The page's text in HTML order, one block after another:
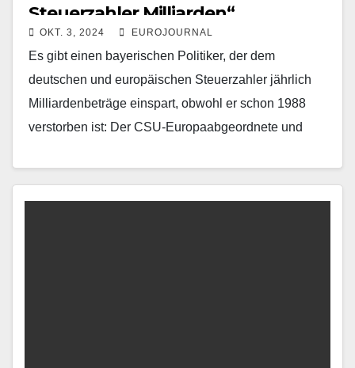
Steuerzahler Milliarden“
OKT. 3, 2024 EUROJOURNAL
Es gibt einen bayerischen Politiker, der dem
deutschen und europäischen Steuerzahler jährlich
Milliardenbeträge einspart, obwohl er schon 1988
verstorben ist: Der CSU-Europaabgeordnete und